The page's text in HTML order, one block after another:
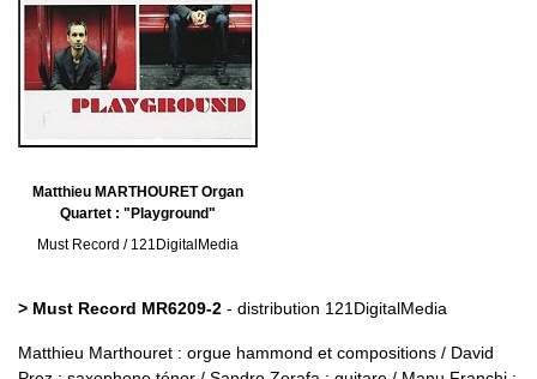
Matthieu MARTHOURET Organ
Quartet : "Playground"
Must Record / 121DigitalMedia
> Must Record MR6209-2 - distribution 121DigitalMedia
Matthieu Marthouret : orgue hammond et compositions / David